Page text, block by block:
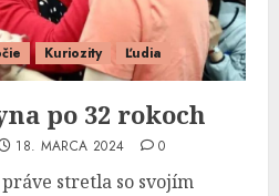
Kuriozity Ľudia
po 32 rokoch
18. MARCA 2024 0
stretla so svojím